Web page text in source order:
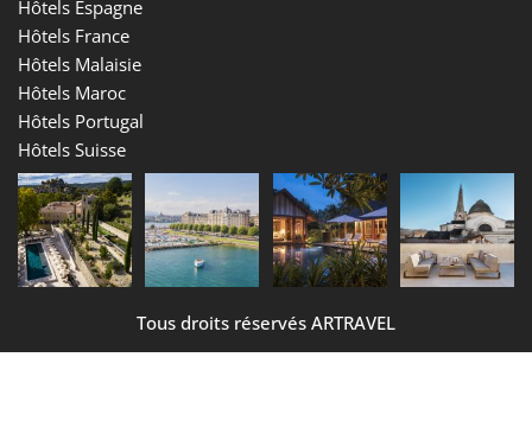
Hôtels Espagne
Hôtels France
Hôtels Malaisie
Hôtels Maroc
Hôtels Portugal
Hôtels Suisse
Tous droits réservés ARTRAVEL